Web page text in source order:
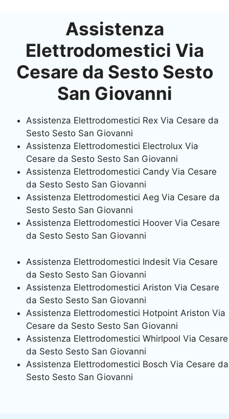
Assistenza
Elettrodomestici Via
Cesare da Sesto Sesto
San Giovanni
Assistenza Elettrodomestici Rex Via Cesare da
Sesto Sesto San Giovanni
Assistenza Elettrodomestici Electrolux Via
Cesare da Sesto Sesto San Giovanni
Assistenza Elettrodomestici Candy Via Cesare
da Sesto Sesto San Giovanni
Assistenza Elettrodomestici Aeg Via Cesare da
Sesto Sesto San Giovanni
Assistenza Elettrodomestici Hoover Via Cesare
da Sesto Sesto San Giovanni
Assistenza Elettrodomestici Indesit Via Cesare
da Sesto Sesto San Giovanni
Assistenza Elettrodomestici Ariston Via Cesare
da Sesto Sesto San Giovanni
Assistenza Elettrodomestici Hotpoint Ariston Via
Cesare da Sesto Sesto San Giovanni
Assistenza Elettrodomestici Whirlpool Via Cesare
da Sesto Sesto San Giovanni
Assistenza Elettrodomestici Bosch Via Cesare da
Sesto Sesto San Giovanni